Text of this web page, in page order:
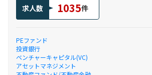
求人数 1035件
PEファンド
投資銀行
ベンチャーキャピタル(VC)
アセットマネジメント